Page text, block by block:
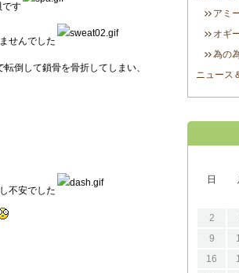
です
せんでした
倒して鎖骨を骨折してしまい、
不安でした
アミ
オギ
為の
ニュース
日
2
9
16